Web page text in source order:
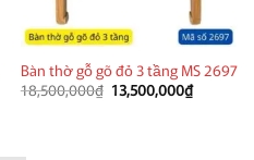
Bàn thờ gỗ gõ đỏ 3 tầng MS 2697
18,500,000₫ Giá
gốc
13,500,000₫Giá
hiện